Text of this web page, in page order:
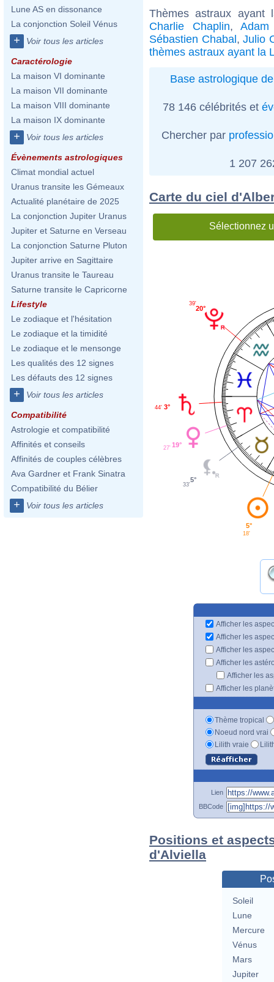
Lune AS en dissonance
La conjonction Soleil Vénus
+ Voir tous les articles
Caractérologie
La maison VI dominante
La maison VII dominante
La maison VIII dominante
La maison IX dominante
+ Voir tous les articles
Évènements astrologiques
Climat mondial actuel
Uranus transite les Gémeaux
Actualité planétaire de 2025
La conjonction Jupiter Uranus
Jupiter et Saturne en Verseau
La conjonction Saturne Pluton
Jupiter arrive en Sagittaire
Uranus transite le Taureau
Saturne transite le Capricorne
Lifestyle
Le zodiaque et l'hésitation
Le zodiaque et la timidité
Le zodiaque et le mensonge
Les qualités des 12 signes
Les défauts des 12 signes
+ Voir tous les articles
Compatibilité
Astrologie et compatibilité
Affinités et conseils
Affinités de couples célèbres
Ava Gardner et Frank Sinatra
Compatibilité du Bélier
+ Voir tous les articles
Thèmes astraux
Charlie Chaplin,
Sébastien Chabal,Julio
thèmes astraux ayant la
Base astrologique
78 146 célébrités et
Chercher par
1 207
Carte du ciel
Sélectionnez
20°
39'
3°
44'
19°
27'
5°
33'
5°
18'
Afficher les
Afficher les
Afficher les
Afficher les
Afficher les
Afficher les
Thème tropical
Noeud nord vrai
Lilith vraie
Lien
BBCode
Positions et
d'Alviella
Soleil
Lune
Mercure
Vénus
Mars
Jupiter